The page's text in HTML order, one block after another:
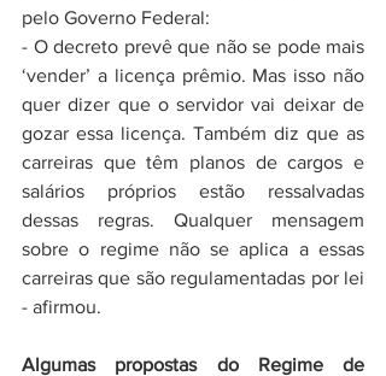
pelo Governo Federal:
- O decreto prevê que não se pode mais
‘vender’ a licença prêmio. Mas isso não
quer dizer que o servidor vai deixar de
gozar essa licença. Também diz que as
carreiras que têm planos de cargos e
salários próprios estão ressalvadas
dessas regras. Qualquer mensagem
sobre o regime não se aplica a essas
carreiras que são regulamentadas por lei
- afirmou.
Algumas propostas do Regime de